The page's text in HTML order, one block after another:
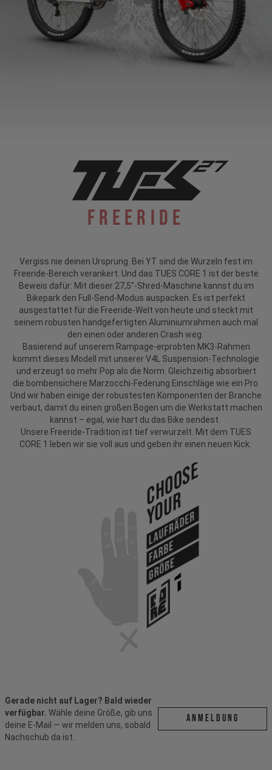
Freeride
Vergiss nie deinen Ursprung. Bei YT sind die Wurzeln fest im
Freeride-Bereich verankert. Und das TUES CORE 1 ist der beste
Beweis dafür: Mit dieser 27,5"-Shred-Maschine kannst du im
Bikepark den Full-Send-Modus auspacken. Es ist perfekt
ausgestattet für die Freeride-Welt von heute und steckt mit
seinem robusten handgefertigten Aluminiumrahmen auch mal
den einen oder anderen Crash weg.
Basierend auf unserem Rampage-erprobten MK3-Rahmen
kommt dieses Modell mit unserer V4L Suspension-Technologie
und erzeugt so mehr Pop als die Norm. Gleichzeitig absorbiert
die bombensichere Marzocchi-Federung Einschläge wie ein Pro.
Und wir haben einige der robustesten Komponenten der Branche
verbaut, damit du einen großen Bogen um die Werkstatt machen
kannst – egal, wie hart du das Bike sendest.
Unsere Freeride-Tradition ist tief verwurzelt. Mit dem TUES
CORE 1 leben wir sie voll aus und geben ihr einen neuen Kick.
Choose
Your
Laufräder
Farbe
Größe
Gerade nicht auf Lager? Bald wieder
verfügbar. Wähle deine Größe, gib uns
deine E-Mail — wir melden uns, sobald
Nachschub da ist.
ANMELDUNG